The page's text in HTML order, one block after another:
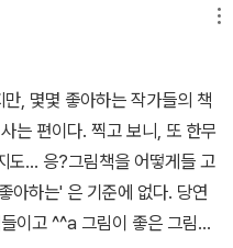
요.고 녀석 맛있겠다 시리즈로
거의 외우다시피 열심히 읽
지 좋아했어요. 널 만나서 다
사는 게 좋아요. ★★고
다★넌 정말 멋져★널 영원히
나는 당신을 사랑하고 있어요.
행이야모두 다 사랑해나는 당
해요 공룡과 다른 시리즈. 돼
들이 청와대 산책을 하는 것
자유를 강요하는 일종의 전
나에서 사회주의적 획일성을
마디만 가져오면, 박정자 선
자 배려를 최고의 가치로 내
안 출신만을 국민으로 인정하
그것을 적나라하게 보여주
이들이 마음껏 뛰놀 수 없는
목이나 학교 앞에서도 자동차
사는 아이들은 학원을 으레 여
이르면 놀이란 가뭇없이 사라
. 아이들은 이 모든 사회 얼거
, 아이들이 마음을 달래려고
기도 합니다. 윌리엄 스타이
판매가22,650원 : 32쪽 (6/
뼈다귀와 친구하세요.... ㅎㅎ
... ^^;; Steig, William / Squa
: 32쪽 (6/28~6/28) 아이의
William / Farrar Straus
원 : 32쪽 (6/28~6/28) 서
던 부부가 남편이 강아지가 되
기가 한권에~~
, 몇몇 좋아하는 작가들의 책
는 편이다. 찍고 보니, 또 한무
도... 응?그림책을 어떻게들 고
아하는' 은 기준에 없다. 당연
이고 ^^a 그림이 좋은 그림책